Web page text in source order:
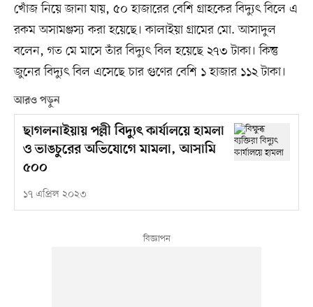
খোঁজ নিয়ে জানা যায়, ৫০ হাজারের বেশি গ্রাহকের বিদ্যুৎ বিলে এ
রকম অসামঞ্জস্য করা হয়েছে। কালাইয়া গ্রামের মো. আসাদুল
বলেন, গত মে মাসে তাঁর বিদ্যুৎ বিল হয়েছে ২৭৩ টাকা। কিন্তু
জুনের বিদ্যুৎ বিল এসেছে চার গুণের বেশি ১ হাজার ১১২ টাকা।
আরও পড়ুন
ছাগলনাইয়ায় পল্লী বিদ্যুৎ কার্যালয়ে হামলা
ও ভাঙচুরের অভিযোগে মামলা, আসামি
৫০০
১৭ এপ্রিল ২০২৩